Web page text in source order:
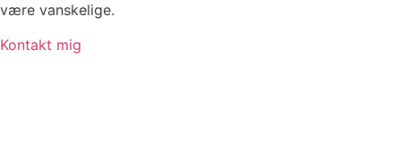
være vanskelige.
Kontakt mig